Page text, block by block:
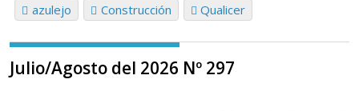
azulejo
Construcción Qualicer
Julio/Agosto del 2026 Nº 297